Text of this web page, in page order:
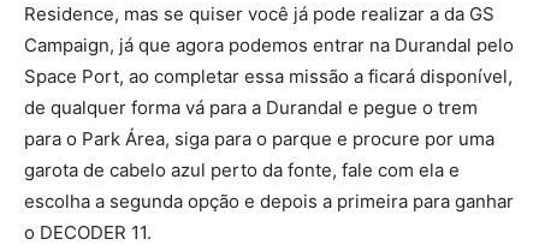
Residence, mas se quiser você já pode realizar a da GS
Campaign, já que agora podemos entrar na Durandal pelo
Space Port, ao completar essa missão a ficará disponível,
de qualquer forma vá para a Durandal e pegue o trem
para o Park Área, siga para o parque e procure por uma
garota de cabelo azul perto da fonte, fale com ela e
escolha a segunda opção e depois a primeira para ganhar
o DECODER 11.